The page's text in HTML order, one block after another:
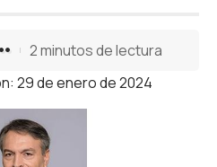
29 de enero de 2024
2 minutos de lectura